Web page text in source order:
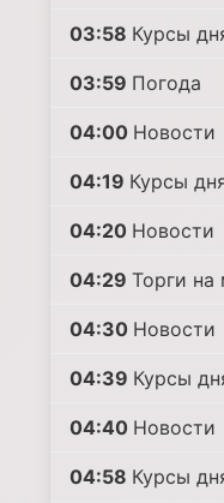
03:58 Курсы
03:59 Погода
04:00 Новости
04:19 Курсы
04:20 Новости
04:29 Торги
04:30 Новости
04:39 Курсы
04:40 Новости
04:58 Курсы